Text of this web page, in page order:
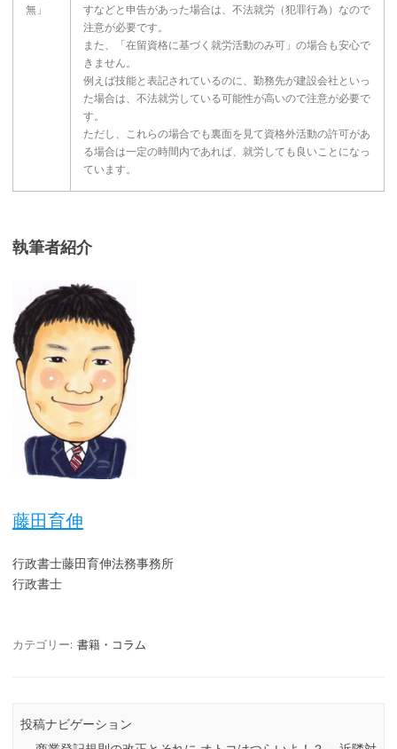
無」
すなどと申告があった場合は、不法就労（犯罪行為）なので
注意が必要です。
また、「在留資格に基づく就労活動のみ可」の場合も安心で
きません。
例えば技能と表記されているのに、勤務先が建設会社といっ
た場合は、不法就労している可能性が高いので注意が必要で
す。
ただし、これらの場合でも裏面を見て資格外活動の許可があ
る場合は一定の時間内であれば、就労しても良いことになっ
ています。
執筆者紹介
藤田育伸
行政書士藤田育伸法務事務所
行政書士
カテゴリー: 書籍・コラム
投稿ナビゲーション